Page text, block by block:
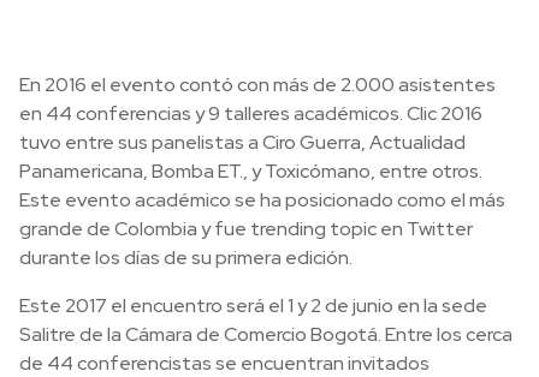
En 2016 el evento contó con más de 2.000 asistentes
en 44 conferencias y 9 talleres académicos. Clic 2016
tuvo entre sus panelistas a Ciro Guerra, Actualidad
Panamericana, Bomba ET., y Toxicómano, entre otros.
Este evento académico se ha posicionado como el más
grande de Colombia y fue trending topic en Twitter
durante los días de su primera edición.
Este 2017 el encuentro será el 1 y 2 de junio en la sede
Salitre de la Cámara de Comercio Bogotá. Entre los cerca
de 44 conferencistas se encuentran invitados